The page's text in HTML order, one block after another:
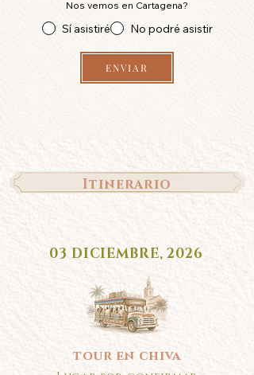
Nos vemos en Cartagena?
Sí asistiré No podré asistir
ENVIAR
Itinerario
03 DICIEMBRE, 2026
tour en chiva